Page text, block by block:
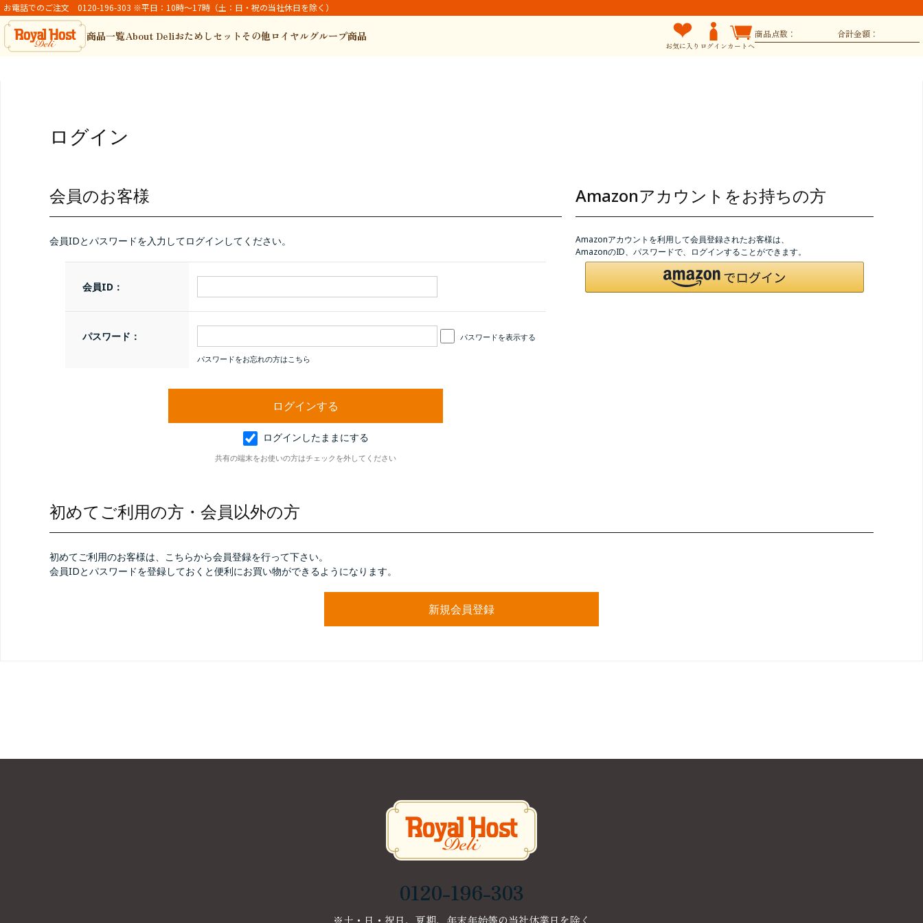
お電話でのご注文 0120-196-303 ※平日：10時～17時（土：日・祝の当社休日を除く）
商品一覧About Deliおためしセット その他ロイヤルグループ商品
お気に入り ログインカートへ
商品点数： 合計金額：
ログイン
会員のお客様
会員IDとパスワードを入力してログインしてください。
会員ID：
パスワード： パスワードを表示する
パスワードをお忘れの方はこちら
ログインしたままにする
共有の端末をお使いの方はチェックを外してください
Amazonアカウントをお持ちの方
Amazonアカウントを利用して会員登録されたお客様は、
AmazonのID、パスワードで、ログインすることができます。
初めてご利用の方・会員以外の方
初めてご利用のお客様は、こちらから会員登録を行って下さい。
会員IDとパスワードを登録しておくと便利にお買い物ができるようになります。
0120-196-303
※土・日・祝日、夏期、年末年始等の当社休業日を除く